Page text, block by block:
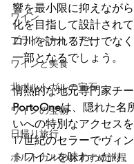
ワイン
プライベートツアー
ワインと美食
北ポルトガルの宝石
ワインの宝物
日帰り旅行
ポルトガルのおすすめ旅程
響を最小限に抑えなが
化を目指して設計され
ロ川を訪れるだけでな
一部となるでしょう。
情熱的な地元専門家チ
PortoOneは、隠れた名
いへの特別なアクセスを
17世紀のセラーでヴィ
トワインを味わったり